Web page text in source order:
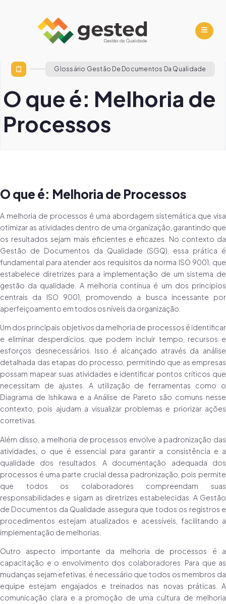
Glossário Gestão De Documentos Da Qualidade
O que é: Melhoria de
Processos
O que é: Melhoria de Processos
A melhoria de processos é uma abordagem sistemática que visa
otimizar as atividades dentro de uma organização, garantindo que
os resultados sejam mais eficientes e eficazes. No contexto da
Gestão de Documentos da Qualidade (SGQ), essa prática é
fundamental para atender aos requisitos da norma ISO 9001, que
estabelece diretrizes para a implementação de um sistema de
gestão da qualidade. A melhoria contínua é um dos princípios
centrais da ISO 9001, promovendo a busca incessante por
aperfeiçoamento em todos os níveis da organização.
Um dos principais objetivos da melhoria de processos é identificar
e eliminar desperdícios, que podem incluir tempo, recursos e
esforços desnecessários. Isso é alcançado através da análise
detalhada das etapas do processo, permitindo que as empresas
possam mapear suas atividades e identificar pontos críticos que
necessitam de ajustes. A utilização de ferramentas como o
Diagrama de Ishikawa e a Análise de Pareto são comuns nesse
contexto, pois ajudam a visualizar problemas e priorizar ações
corretivas.
Além disso, a melhoria de processos envolve a padronização das
atividades, o que é essencial para garantir a consistência e a
qualidade dos resultados. A documentação adequada dos
processos é uma parte crucial dessa padronização, pois permite
que todos os colaboradores compreendam suas
responsabilidades e sigam as diretrizes estabelecidas. A Gestão
de Documentos da Qualidade assegura que todos os registros e
procedimentos estejam atualizados e acessíveis, facilitando a
implementação de melhorias.
Outro aspecto importante da melhoria de processos é a
capacitação e o envolvimento dos colaboradores. Para que as
mudanças sejam efetivas, é necessário que todos os membros da
equipe estejam engajados e treinados nas novas práticas. A
comunicação clara e a promoção de uma cultura de melhoria